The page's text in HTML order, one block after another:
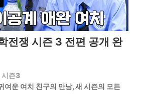
전쟁 시즌 3 전편 공개 완
시즌3
여운 여치 친구의 만남, 새 시즌의 모든